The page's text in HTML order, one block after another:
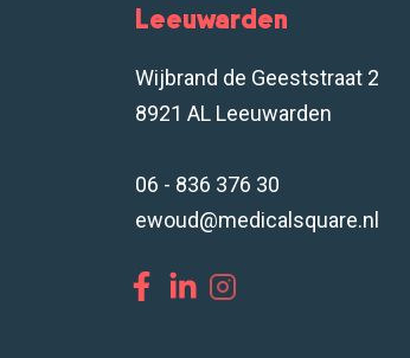
Leeuwarden
Wijbrand de Geeststraat 2
8921 AL Leeuwarden
06 - 836 376 30
ewoud@medicalsquare.nl